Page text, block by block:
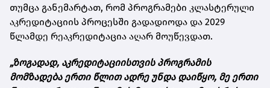
თუმცა განემარტათ, რომ პროგრამები კლასტერული
აკრედიტაციის პროცესში გადადიოდა და 2029
წლამდე რეაკრედიტაცია აღარ მოუწევდათ.
„ზოგადად, აკრედიტაციისთვის პროგრამის
მომზადება ერთი წლით ადრე უნდა დაიწყო, მე ერთი